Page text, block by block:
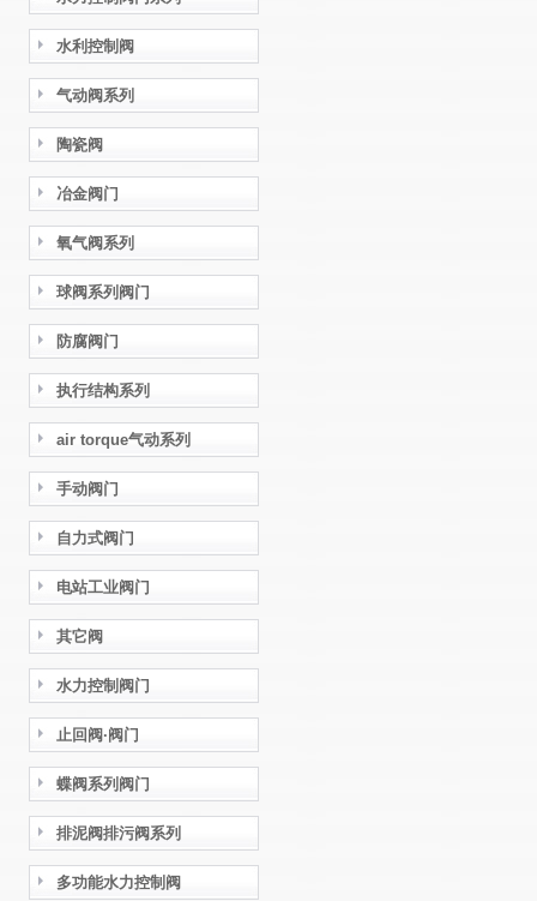
水利控制阀
气动阀系列
陶瓷阀
冶金阀门
氧气阀系列
球阀系列阀门
防腐阀门
执行结构系列
air torque气动系列
手动阀门
自力式阀门
电站工业阀门
其它阀
水力控制阀门
止回阀·阀门
蝶阀系列阀门
排泥阀排污阀系列
多功能水力控制阀